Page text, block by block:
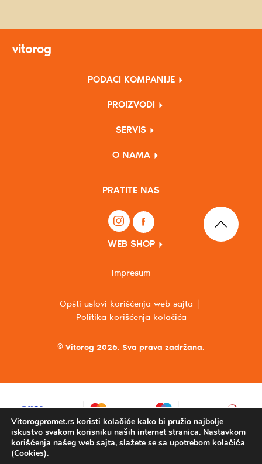
PODACI KOMPANIJE
PROIZVODI
SERVIS
O NAMA
PRATITE NAS
WEB SHOP
© Vitorog 2026. Sva prava zadržana.
Opšti uslovi korišćenja web sajta
Politika korišćenja kolačića
Impresum
Vitorogpromet.rs koristi kolačiće kako bi pružio najbolje
iskustvo svakom korisniku naših internet stranica. Nastavkom
korišćenja našeg web sajta, slažete se sa upotrebom kolačića
(Cookies).